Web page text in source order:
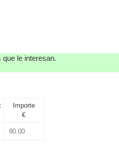
le interesan.
Importe
€